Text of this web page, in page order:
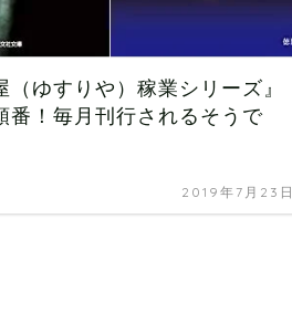
（ゆすりや）稼業シリーズ』
番！毎月刊行されるそうで
2019年7月23日